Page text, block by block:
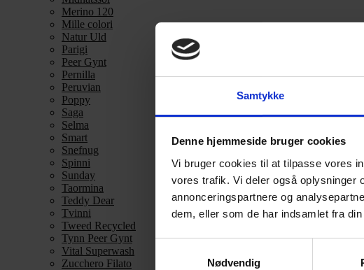
Samtykke
Denne hjemmeside bruger cookies
Vi bruger cookies til at tilpasse vores
vores trafik. Vi deler også oplysninger
annonceringspartnere og
dem, eller som de har indsamlet fra
Nødvendig
Merino 120
Mille colori
Natur Uld
Parigi
Peer Gynt
Pernilla
Peruvian
Poppy
Saga
Selma
Smart
Snefnug
Spinni
Sunday
Taormina
Teddy Dear
Tvinni
Tweed Recycled
Tynn Peer Gynt
Vital Superwash
Zucchero Filato